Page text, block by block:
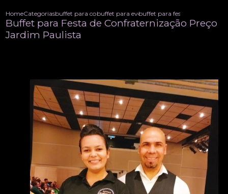
HomeCategoriasbuffet para confraternizacoes
buffet para eventos de confraternizacao
buffet para festa de
Buffet para Festa de Confraternização Preço
Jardim Paulista